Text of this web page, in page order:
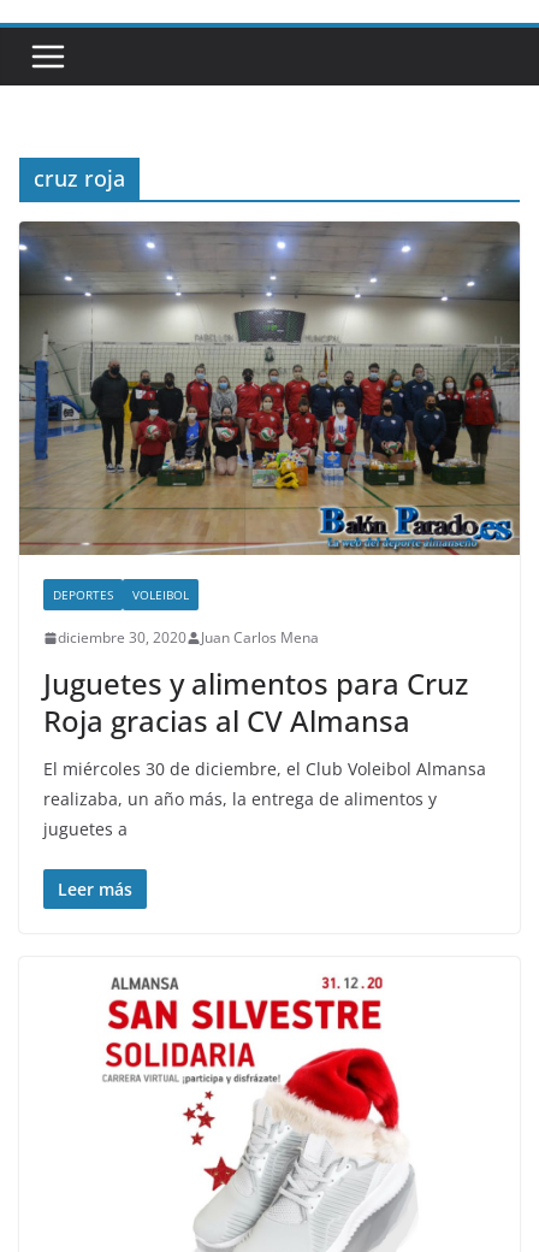
cruz roja
DEPORTES VOLEIBOL
diciembre 30, 2020 Juan Carlos Mena
Juguetes y alimentos para Cruz
Roja gracias al CV Almansa
El miércoles 30 de diciembre, el Club Voleibol Almansa
realizaba, un año más, la entrega de alimentos y
juguetes a
Leer más